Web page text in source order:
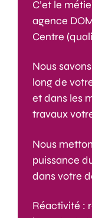
C’et le
agence
Centre
Nous
long de
et dans les
travaux
Nous
puissance
dans votre
Réactivité :